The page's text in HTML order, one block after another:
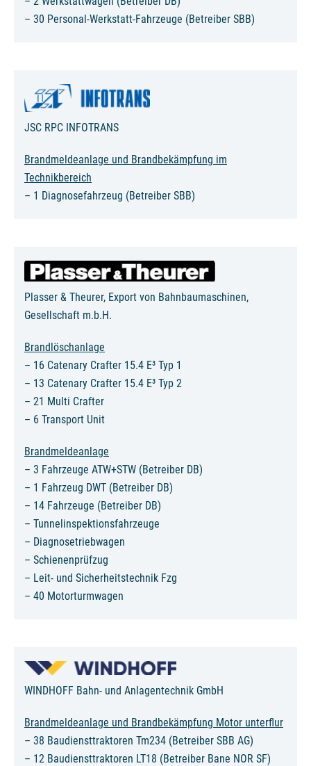
– 30 Personal-Werkstatt-Fahrzeuge (Betreiber SBB)
JSC RPC INFOTRANS
Brandmeldeanlage und Brandbekämpfung im
Technikbereich
– 1 Diagnosefahrzeug (Betreiber SBB)
Plasser & Theurer, Export von Bahnbaumaschinen,
Gesellschaft m.b.H.
Brandlöschanlage
– 16 Catenary Crafter 15.4 E³ Typ 1
– 13 Catenary Crafter 15.4 E³ Typ 2
– 21 Multi Crafter
– 6 Transport Unit
Brandmeldeanlage
– 3 Fahrzeuge ATW+STW (Betreiber DB)
– 1 Fahrzeug DWT (Betreiber DB)
– 14 Fahrzeuge (Betreiber DB)
– Tunnelinspektionsfahrzeuge
– Diagnosetriebwagen
– Schienenprüfzug
– Leit- und Sicherheitstechnik Fzg
– 40 Motorturmwagen
WINDHOFF Bahn- und Anlagentechnik GmbH
Brandmeldeanlage und Brandbekämpfung Motor unterflur
– 38 Baudiensttraktoren Tm234 (Betreiber SBB AG)
– 12 Baudiensttraktoren LT18 (Betreiber Bane NOR SF)